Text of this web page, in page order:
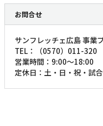
お問合せ
サンフレッチェ広島 事業
TEL：（0570）011-320
営業時間：9:00～18:00
定休日：土・日・祝・試